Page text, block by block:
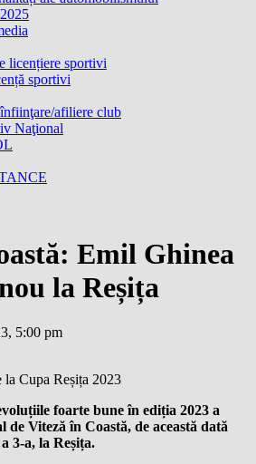
licențiere sportivi
sportivi
afiliere club
Naţional
Emil Ghinea
la Reșița
5:00 pm
Cupa Reșița 2023
foarte bune în ediția 2023 a
Viteză în Coastă, de această dată
3-a, la Reșița.